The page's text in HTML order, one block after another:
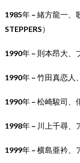
1985年 – 緒方龍一
STEPPERS）
1990年 – 則本昂大、
1990年 – 竹田真恋人
1990年 – 松崎駿司、
1998年 – 川上千尋、
1999年 – 横島亜衿、